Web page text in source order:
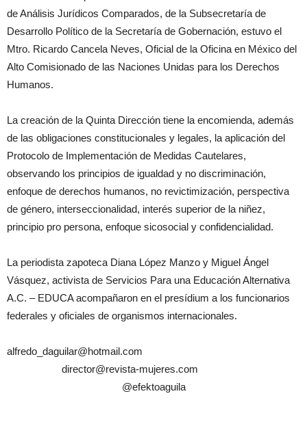
de Análisis Jurídicos Comparados, de la Subsecretaría de
Desarrollo Político de la Secretaría de Gobernación, estuvo el
Mtro. Ricardo Cancela Neves, Oficial de la Oficina en México del
Alto Comisionado de las Naciones Unidas para los Derechos
Humanos.
La creación de la Quinta Dirección tiene la encomienda, además
de las obligaciones constitucionales y legales, la aplicación del
Protocolo de Implementación de Medidas Cautelares,
observando los principios de igualdad y no discriminación,
enfoque de derechos humanos, no revictimización, perspectiva
de género, interseccionalidad, interés superior de la niñez,
principio pro persona, enfoque sicosocial y confidencialidad.
La periodista zapoteca Diana López Manzo y Miguel Ángel
Vásquez, activista de Servicios Para una Educación Alternativa
A.C. – EDUCA acompañaron en el presídium a los funcionarios
federales y oficiales de organismos internacionales.
alfredo_daguilar@hotmail.com
director@revista-mujeres.com
@efektoaguila